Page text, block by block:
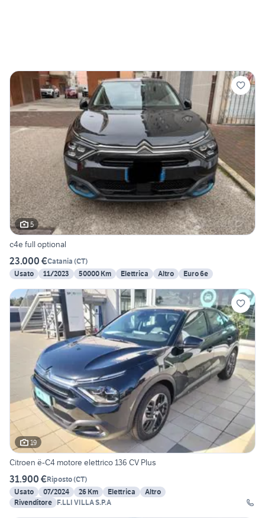
5
c4e full optional
23.000 €Catania (CT)
Usato
11/2023 50000 Km Elettrica Altro Euro 6e
19
Citroen ë-C4 motore elettrico 136 CV Plus
31.900 €Riposto(CT)
Usato
07/2024 26 Km Elettrica
Altro
Rivenditore F.LLI VILLA S.P.A